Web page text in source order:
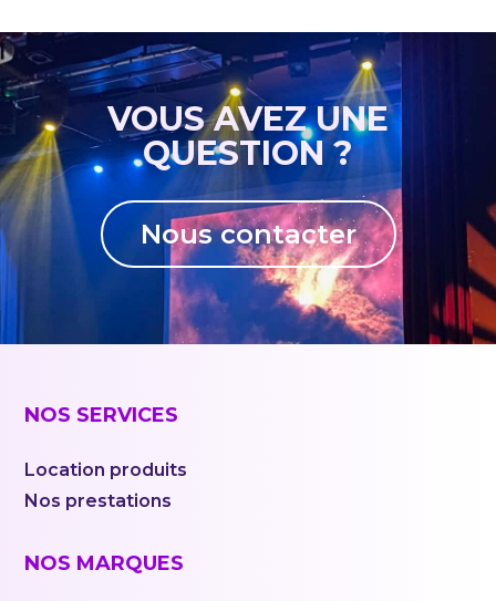
VOUS AVEZ UNE
QUESTION ?
Nous contacter
NOS SERVICES
Location produits
Nos prestations
NOS MARQUES